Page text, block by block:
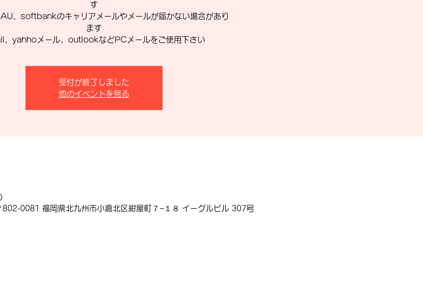
す
、softbankのキャリアメールやメールが届かない場合があり
ます
、yahhoメール、outlookなどPCメールをご使用下さい
受付が終了しました
他のイベントを見る
802-0081 福岡県北九州市小倉北区紺屋町７−１８ イーグルビル 307号